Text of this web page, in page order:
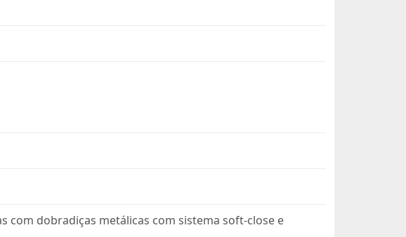
com dobradiças metálicas com sistema soft-close e